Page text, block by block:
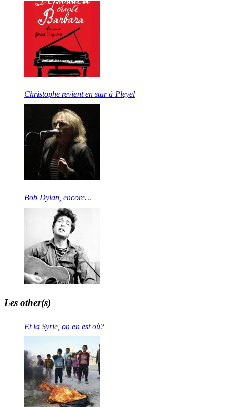
Christophe revient en star à Pleyel
Bob Dylan, encore…
Les other(s)
Et la Syrie, on en est où?